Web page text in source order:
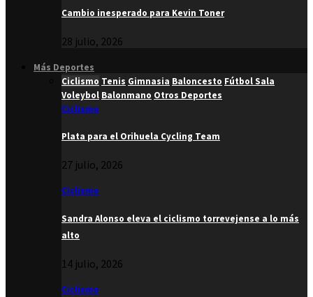
Cambio inesperado para Kevin Toner
28 julio, 2026
Más Deportes
Ciclismo Tenis Gimnasia Baloncesto Fútbol Sala
Voleybol Balonmano Otros Deportes
Ciclismo
Plata para el Orihuela Cycling Team
27 julio, 2026
Ciclismo
Sandra Alonso eleva el ciclismo torrevejense a lo más
alto
14 julio, 2026
Ciclismo